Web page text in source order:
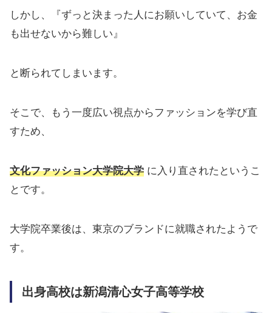
しかし、『ずっと決まった人にお願いしていて、お金
も出せないから難しい』
と断られてしまいます。
そこで、もう一度広い視点からファッションを学び直
すため、
文化ファッション大学院大学 に入り直されたというこ
とです。
大学院卒業後は、東京のブランドに就職されたようで
す。
出身高校は新潟清心女子高等学校